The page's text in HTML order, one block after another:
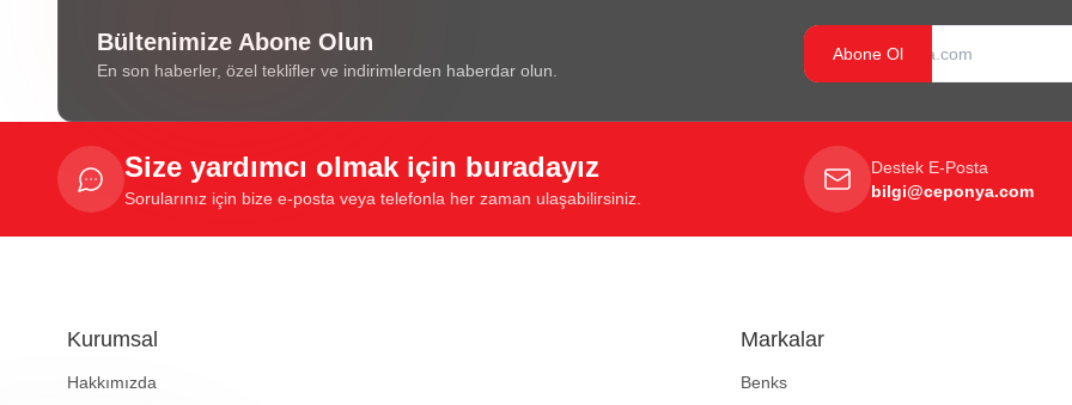
Bültenimize Abone Olun
En son haberler, özel teklifler ve indirimlerden haberdar olun.
Abone Ol
Size yardımcı olmak için buradayız
Sorularınız için bize e-posta veya telefonla her zaman ulaşabilirsiniz.
Destek E-Posta
bilgi@ceponya.com
Kurumsal
Hakkımızda
Markalar
Benks